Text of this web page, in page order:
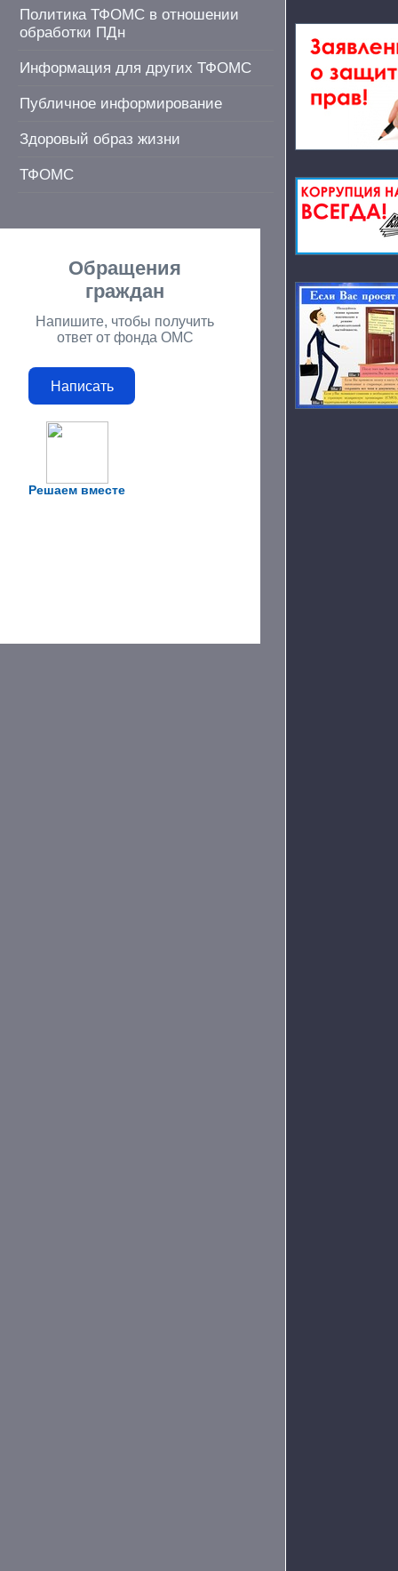
Политика ТФОМС в отношении
обработки ПДн
Информация для других ТФОМС
Публичное информирование
Здоровый образ жизни
ТФОМС
Решаем вместе
Обращения
граждан
Напишите, чтобы получить
ответ от фонда ОМС
Написать